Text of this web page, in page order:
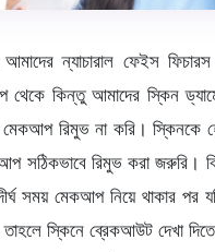
ন্যাচারাল ফেইস
থেকে কিন্তু আমাদের স্কিন
মেকআপ রিমুভ না করি। স্কিনকে
সঠিকভাবে রিমুভ করা জরুরি।
সময় মেকআপ নিয়ে থাকার
স্কিনে ব্রেকআউট দেখা